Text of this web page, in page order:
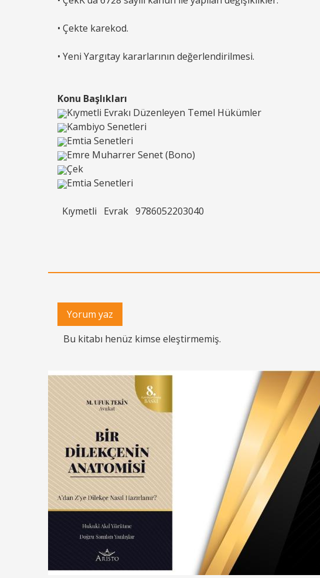
• Çekte karekod.
• Yeni Yargıtay kararlarının değerlendirilmesi.
Konu Başlıkları
Kıymetli Evrakı Düzenleyen Temel Hükümler
Kambiyo Senetleri
Emtia Senetleri
Emre Muharrer Senet (Bono)
Çek
Emtia Senetleri
Kıymetli Evrak 9786052203040
Yorum yaz
Bu kitabı henüz kimse eleştirmemiş.